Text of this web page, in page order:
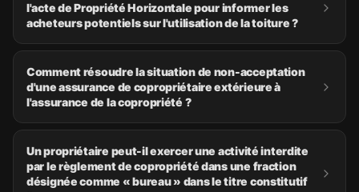
l'acte de Propriété Horizontale pour informer les
acheteurs potentiels sur l'utilisation de la toiture ?
Comment résoudre la situation de non-acceptation
d'une assurance de copropriétaire extérieure à
l'assurance de la copropriété ?
Un propriétaire peut-il exercer une activité interdite
par le règlement de copropriété dans une fraction
désignée comme « bureau » dans le titre constitutif